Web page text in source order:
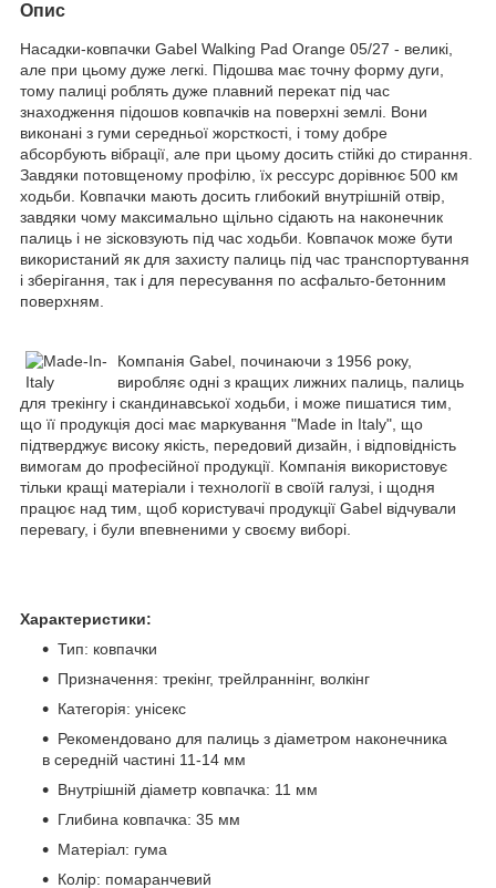
Опис
Насадки-ковпачки Gabel Walking Pad Orange 05/27 - великі,
але при цьому дуже легкі. Підошва має точну форму дуги,
тому палиці роблять дуже плавний перекат під час
знаходження підошов ковпачків на поверхні землі. Вони
виконані з гуми середньої жорсткості, і тому добре
абсорбують вібрації, але при цьому досить стійкі до стирання.
Завдяки потовщеному профілю, їх рессурс дорівнює 500 км
ходьби. Ковпачки мають досить глибокий внутрішній отвір,
завдяки чому максимально щільно сідають на наконечник
палиць і не зісковзують під час ходьби. Ковпачок може бути
використаний як для захисту палиць під час транспортування
і зберігання, так і для пересування по асфальто-бетонним
поверхням.
Компанія Gabel, починаючи з 1956 року,
виробляє одні з кращих лижних палиць, палиць
для трекінгу і скандинавської ходьби, і може пишатися тим,
що її продукція досі має маркування "Made in Italy", що
підтверджує високу якість, передовий дизайн, і відповідність
вимогам до професійної продукції. Компанія використовує
тільки кращі матеріали і технології в своїй галузі, і щодня
працює над тим, щоб користувачі продукції Gabel відчували
перевагу, і були впевненими у своєму виборі.
Характеристики:
Тип: ковпачки
Призначення: трекінг, трейлраннінг, волкінг
Категорія: унісекс
Рекомендовано для палиць з діаметром наконечника
в середній частині 11-14 мм
Внутрішній діаметр ковпачка: 11 мм
Глибина ковпачка: 35 мм
Матеріал: гума
Колір: помаранчевий